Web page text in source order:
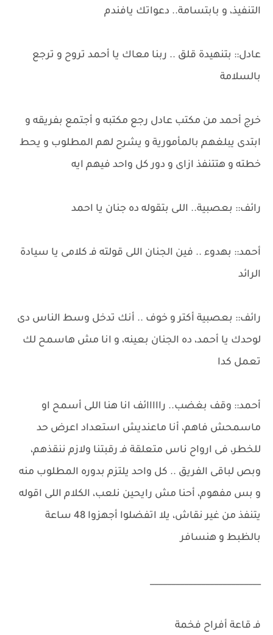
التنفيذ، و بابتسامة.. دعواتك يافندم
عادل:: بتنهيدة قلق .. ربنا معاك يا أحمد تروح و ترجع
بالسلامة
خرج أحمد من مكتب عادل رجع مكتبه و أجتمع بفريقه و
ابتدى يبلغهم بالمأمورية و يشرح لهم المطلوب و يحط
خطته و هتتنفذ ازاى و دور كل واحد فيهم ايه
رائف:: بعصبية.. اللى بتقوله ده جنان يا احمد
أحمد:: بهدوء .. فين الجنان اللى قولته فـ كلامى يا سيادة
الرائد
رائف:: بعصبية أكتر و خوف .. أنك تدخل وسط الناس دى
لوحدك يا أحمد، ده الجنان بعينه، و انا مش هاسمح لك
تعمل كدا
أحمد:: وقف بغضب.. رااااائف انا هنا اللى أسمح او
ماسمحش فاهم، أنا ماعنديش استعداد اعرض حد
للخطر، فى ارواح ناس متعلقة فـ رقبتنا ولازم ننقذهم،
وبص لباقى الفريق .. كل واحد يلتزم بدوره المطلوب منه
و بس مفهوم، أحنا مش رايحين نلعب، الكلام اللى اقوله
يتنفذ من غير نقاش، يلا اتفضلوا أجهزوا 48 ساعة
بالظبط و هنسافر
__________________________
فـ قاعة أفراح فخمة